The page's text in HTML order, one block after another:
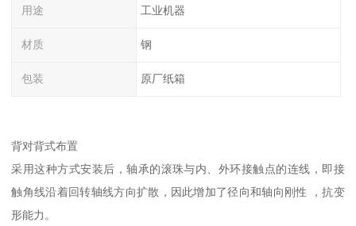
用途 工业机器
材质 钢
包装 原厂纸箱
背对背式布置
采用这种方式安装后，轴承的滚珠与内、外环接触点的连线，即接
触角线沿着回转轴线方向扩散，因此增加了径向和轴向刚性 ，抗变
形能力。